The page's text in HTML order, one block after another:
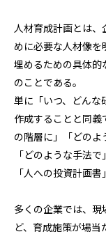
人材育成計画とは、
めに必要な人材像
埋めるための具体
のことである。
単に「いつ、どんな
作成することと同
の階層に」「どのよ
「どのような手法
「人への投資計画書
多くの企業では、
ど、育成施策が場